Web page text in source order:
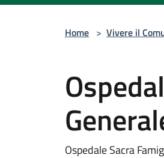
Home > Vivere il
Ospedale Sacra